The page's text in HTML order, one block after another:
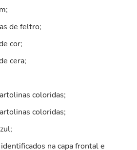
de feltro;
cor;
cera;
coloridas;
coloridas;
na capa frontal e